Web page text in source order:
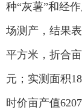
种“灰薯”和经
场测产，结果
平方米，折合
元；实测面积
时价亩产值